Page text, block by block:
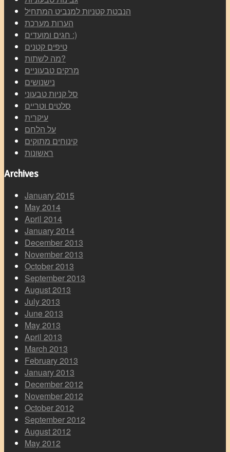
הנבטת קטניות למנביט המתחיל
הערות מערכת
חגים ומועדים :)
טיפים קטנים
מה לשתות?
מרקים טבעוניים
נישנושים
סל קניות טבעוני
סלטים וטריים
עיקרית
על הלחם
קינוחים מתוקים
ראשונות
Archives
January 2015
May 2014
April 2014
January 2014
December 2013
November 2013
October 2013
September 2013
August 2013
July 2013
June 2013
May 2013
April 2013
March 2013
February 2013
January 2013
December 2012
November 2012
October 2012
September 2012
August 2012
May 2012